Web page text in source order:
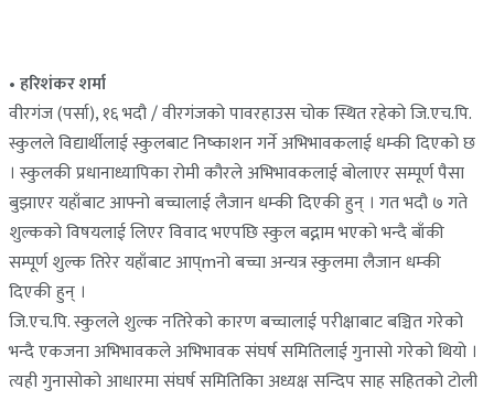
• हरिशंकर शर्मा
वीरगंज (पर्सा), १६ भदौ / वीरगंजको पावरहाउस चोक स्थित रहेको जि.एच.पि.
स्कुलले विद्यार्थीलाई स्कुलबाट निष्काशन गर्ने अभिभावकलाई धम्की दिएको छ
। स्कुलकी प्रधानाध्यापिका रोमी कौरले अभिभावकलाई बोलाएर सम्पूर्ण पैसा
बुझाएर यहाँबाट आफ्नो बच्चालाई लैजान धम्की दिएकी हुन् । गत भदौ ७ गते
शुल्कको विषयलाई लिएर विवाद भएपछि स्कुल बद्नाम भएको भन्दै बाँकी
सम्पूर्ण शुल्क तिरेर यहाँबाट आप्mनो बच्चा अन्यत्र स्कुलमा लैजान धम्की
दिएकी हुन् ।
जि.एच.पि. स्कुलले शुल्क नतिरेको कारण बच्चालाई परीक्षाबाट बञ्चित गरेको
भन्दै एकजना अभिभावकले अभिभावक संघर्ष समितिलाई गुनासो गरेको थियो ।
त्यही गुनासोको आधारमा संघर्ष समितिकिा अध्यक्ष सन्दिप साह सहितको टोली